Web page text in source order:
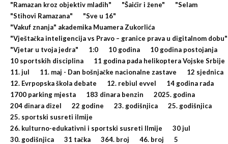
"Ramazan kroz objektiv mladih"
"Šaićir i žene"
"Selam
"Stihovi Ramazana"
"Sve u 16"
"Vakuf znanja" akademika Muamera Zukorlića
"Vještačka inteligencija vs Pravo – granice prava u digitalnom dobu"
"Vjetar u tvoja jedra"
1:0 10 godina
10 godina postojanja
10 sportskih disciplina
11 godina pada helikoptera Vojske Srbije
11. jul
11. maj - Dan bošnjačke nacionalne zastave
12 sjednica
12. Evrpopska škola debate
12. rebiul evvel
14 godina rada
1700 parking mjesta
183 dinara benzin
2025. godina
204 dinara dizel
22 godine 23. godišnjica
25. godišnjica
25. sportski susreti ilmije
26. kulturno-edukativni i sportski susreti Ilmije
30 jul
30. godišnjica
31 tačka 364. broj 46. broj
5